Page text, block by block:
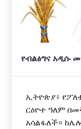
የብልፅግና አዲሱ
ኢትዮጵያ፥
ርዕዮተ ዓለም
አሳልፋለች።